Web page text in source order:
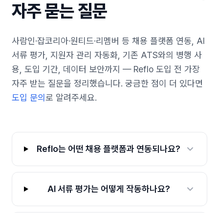
자주 묻는 질문
사람인·잡코리아·원티드·리멤버 등 채용 플랫폼 연동, AI
서류 평가, 지원자 관리 자동화, 기존 ATS와의 병행 사
용, 도입 기간, 데이터 보안까지 — Reflo 도입 전 가장
자주 받는 질문을 정리했습니다. 궁금한 점이 더 있다면
도입 문의 로 알려주세요.
Reflo는 어떤 채용 플랫폼과 연동되나요?
AI 서류 평가는 어떻게 작동하나요?